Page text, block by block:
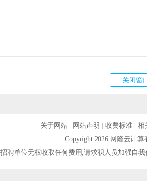
关于网站| 网站声明 收费标准| 相
Copyright 2026 网隆云计
招聘单位无权收取任何费用,请求职人员加强自